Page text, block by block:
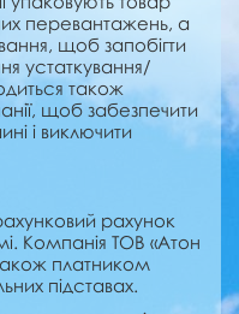
перевантажень, а
щоб запобігти
устаткування/
також
щоб забезпечити
і виключити
рахунок
Компанія ТОВ «Атон
платником
підставах.